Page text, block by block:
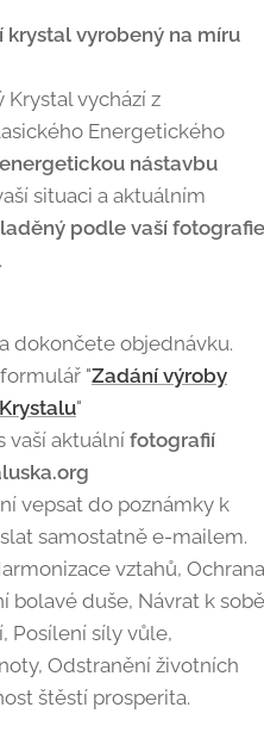
krystal vyrobený na míru
Krystal vychází z
Energetického
energetickou nástavbu
situaci a aktuálním
laděný podle vaší
.
dokončete objednávku.
"Zadání výroby
"
vaší aktuální fotografií
vepsat do poznámky k
samostatně e-mailem.
vztahů, Ochrana
bolavé duše, Návrat k sobě
Posílení síly vůle,
Odstranění životních
štěstí prosperita.